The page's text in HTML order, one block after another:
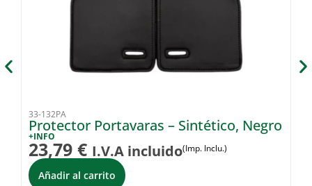
33-132PA
Protector Portavaras – Sintético, Negro
+INFO
23,79 € I.V.A incluido(Imp. Inclu.)
Añadir al carrito